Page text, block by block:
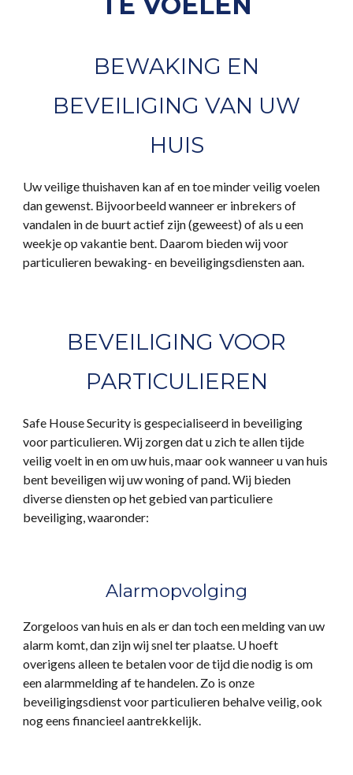
BEWAKING EN
BEVEILIGING VAN UW
HUIS
Uw veilige thuishaven kan af en toe minder veilig voelen
dan gewenst. Bijvoorbeeld wanneer er inbrekers of
vandalen in de buurt actief zijn (geweest) of als u een
weekje op vakantie bent. Daarom bieden wij voor
particulieren bewaking- en beveiligingsdiensten aan.
BEVEILIGING VOOR
PARTICULIEREN
Safe House Security is gespecialiseerd in beveiliging
voor particulieren. Wij zorgen dat u zich te allen tijde
veilig voelt in en om uw huis, maar ook wanneer u van huis
bent beveiligen wij uw woning of pand. Wij bieden
diverse diensten op het gebied van particuliere
beveiliging, waaronder:
Alarmopvolging
Zorgeloos van huis en als er dan toch een melding van uw
alarm komt, dan zijn wij snel ter plaatse. U hoeft
overigens alleen te betalen voor de tijd die nodig is om
een alarmmelding af te handelen. Zo is onze
beveiligingsdienst voor particulieren behalve veilig, ook
nog eens financieel aantrekkelijk.